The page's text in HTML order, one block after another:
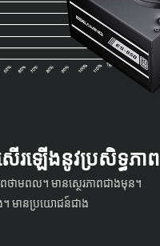
សើរឡើងនូវប្រសិទ្ធភាព
ពថាមពល។ មានស្ថេរភាពជាងមុន។
។ មានប្រយោជន៍ជាង